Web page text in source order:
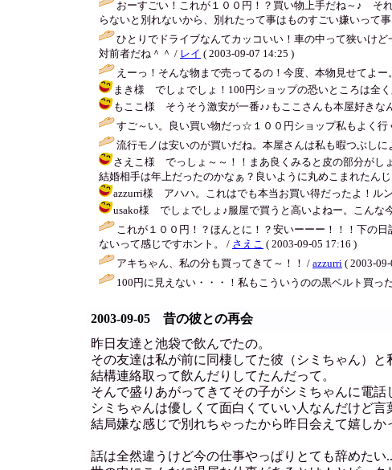
おーすごい！これが１００円！？買い物上手だね～♪ そ
らないと別れないから、別れたって事はものすごい嫌いって
ひとりでドライブなんてカッコいい！車の中って狭いけ
対前者だね＾＾ / レイ ( 2003-09-07 14:25 )
えーっ！そんな物まで売ってるの！今度、本物見せてよー
まき様 でしょでしょ！100円ショップの恐いところは全
もここ様 そうそう激安が一番♪♪もここさんも本屋好きな
すご～い。良い買い物だっ☆１００円ショップ私もよく
流行モノは安いのが買いだね。本屋さんは私も暇つぶしに
さえこ様 でっしょ～～！！まあ良くみると皮の部分がし
結婚相手は年上だったのかなぁ？良いように丸めこまれたん
azzurri様 アハハ。これはでも本当お買い得だったよ！ル
usako様 でしょでしょ♪服屋で買うと高いよねー。こんな
これが１００円！？ほんとに！？安いーーー！！！下の
ないって感じですホント。 / さえこ ( 2003-09-05 17:16 )
アキちゃん、私の分も買ってきて～！！ / azzurri ( 2003-
100円に見えない・・・！私もこういうのの黒ベルト買っ
2003-09-05 昔の彼との再会
昨日友達と池袋で飲んでたの。
その友達は私が前に同棲してた彼（シミちゃん）と
結構連絡取って飲んだりしてたんだって。
そんで盛りあがってきてその子がシミちゃんに電話
シミちゃんは優しくて面白くていい人なんだけど
結局嫌な感じで別れちゃったから昨日会えて嬉しか
話は全然違うけど今の仕事やっぱりとても辞めたい...